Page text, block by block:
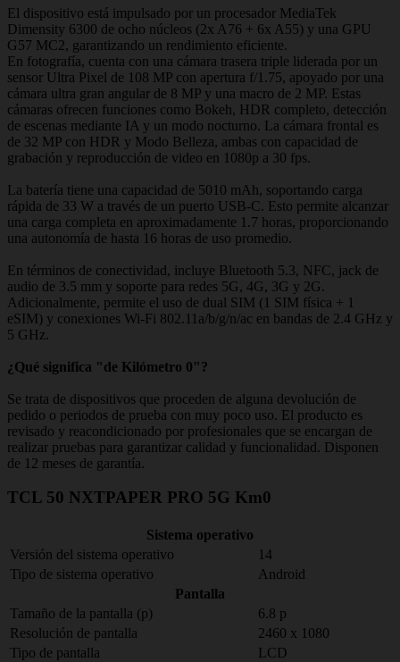
El dispositivo está impulsado por un procesador MediaTek
Dimensity 6300 de ocho núcleos (2x A76 + 6x A55) y una GPU
G57 MC2, garantizando un rendimiento eficiente.
En fotografía, cuenta con una cámara trasera triple liderada por un
sensor Ultra Pixel de 108 MP con apertura f/1.75, apoyado por una
cámara ultra gran angular de 8 MP y una macro de 2 MP. Estas
cámaras ofrecen funciones como Bokeh, HDR completo, detección
de escenas mediante IA y un modo nocturno. La cámara frontal es
de 32 MP con HDR y Modo Belleza, ambas con capacidad de
grabación y reproducción de video en 1080p a 30 fps.
La batería tiene una capacidad de 5010 mAh, soportando carga
rápida de 33 W a través de un puerto USB-C. Esto permite alcanzar
una carga completa en aproximadamente 1.7 horas, proporcionando
una autonomía de hasta 16 horas de uso promedio.
En términos de conectividad, incluye Bluetooth 5.3, NFC, jack de
audio de 3.5 mm y soporte para redes 5G, 4G, 3G y 2G.
Adicionalmente, permite el uso de dual SIM (1 SIM física + 1
eSIM) y conexiones Wi-Fi 802.11a/b/g/n/ac en bandas de 2.4 GHz y
5 GHz.
¿Qué significa "de Kilómetro 0"?
Se trata de dispositivos que proceden de alguna devolución de
pedido o periodos de prueba con muy poco uso. El producto es
revisado y reacondicionado por profesionales que se encargan de
realizar pruebas para garantizar calidad y funcionalidad. Disponen
de 12 meses de garantía.
TCL 50 NXTPAPER PRO 5G Km0
Sistema operativo
Versión del sistema operativo
14
Tipo de sistema operativo
Android
Pantalla
Tamaño de la pantalla (p)
6.8 p
Resolución de pantalla
2460 x 1080
Tipo de pantalla
LCD